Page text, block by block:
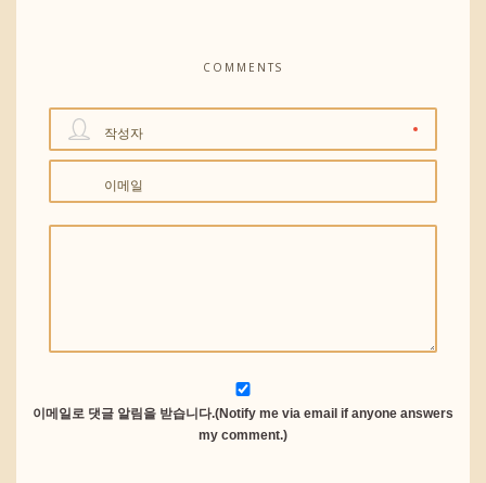
COMMENTS
작성자
이메일
이메일로 댓글 알림을 받습니다.(Notify me via email if anyone answers
my comment.)